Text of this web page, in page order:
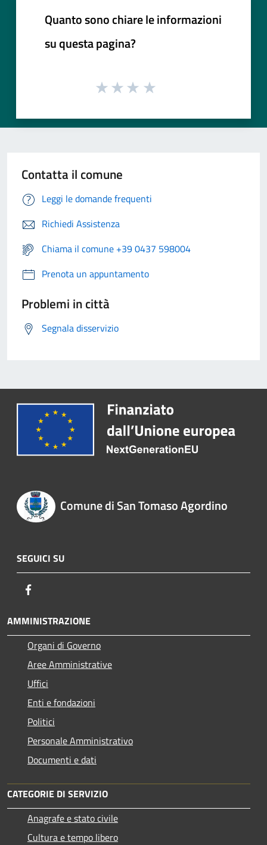
Quanto sono chiare le informazioni
su questa pagina?
Contatta il comune
Leggi le domande frequenti
Richiedi Assistenza
Chiama il comune +39 0437 598004
Prenota un appuntamento
Problemi in città
Segnala disservizio
Comune di San Tomaso Agordino
SEGUICI SU
AMMINISTRAZIONE
Organi di Governo
Aree Amministrative
Uffici
Enti e fondazioni
Politici
Personale Amministrativo
Documenti e dati
CATEGORIE DI SERVIZIO
Anagrafe e stato civile
Cultura e tempo libero